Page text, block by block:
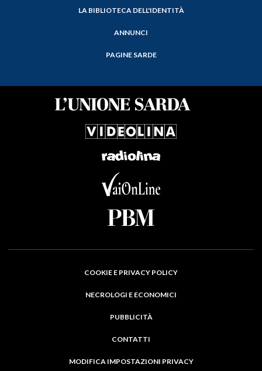
LA BIBLIOTECA DELL'IDENTITÀ
ANNUNCI
PAGINE SARDE
COOKIE E PRIVACY POLICY
NECROLOGI E ECONOMICI
PUBBLICITÀ
CONTATTI
MODIFICA IMPOSTAZIONI PRIVACY